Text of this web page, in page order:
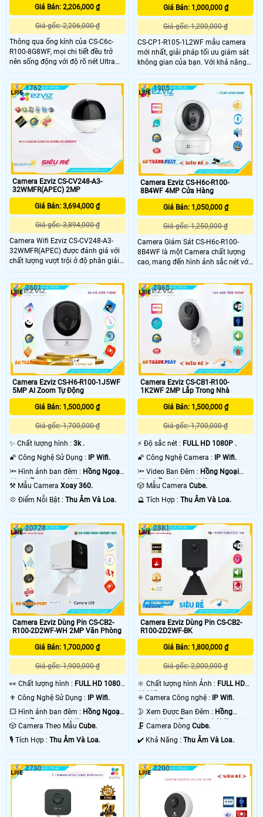
Giá Bán: 2,206,000 ₫
Giá gốc: 2,206,000 ₫
Thông qua ống kính của CS-C6c-
R100-8G8WF, mọi chi tiết đều trở
nên sống động với độ rõ nét Ultra
HD từ ngày đến đêm, trong khi
phạm vi bao phủ 360° của nó đảm
bảo không bỏ sót góc nào. Camera
là người giám hộ thông minh của
bạn, sẽ thông báo cho bạn những
hoạt động quan trọng và những
khoảnh khắc đáng nhớ.
Giá Bán: 1,000,000 ₫
Giá gốc: 1,200,000 ₫
CS-CP1-R105-1L2WF mẫu camera
mới nhất, giải pháp tối ưu giám sát
không gian của bạn. Với khả năng
xoay vòng, máy ảnh thông minh
này theo dõi hiệu quả mỗi không
gian của ngôi nhà dọc theo các
tuyến tuần tra độc đáo. Với một nút
vật lý sáng tạo, CS-CP1-R105-
1L2WF đảm bảo kết nối liên tục và
đáng tin cậy giữa bạn và gia đình
Camera Ezviz CS-CV248-A3-
32WMFR(APEC) 2MP
Giá Bán: 3,694,000 ₫
Giá gốc: 3,894,000 ₫
Camera Wifi Ezviz CS-CV248-A3-
32WMFR(APEC) được đánh giá với
chất lượng vượt trội ở độ phân giải
2.0 megapixel, mang đến hình ảnh
sắc nét và chân thực. Với khả năng
xem ban đêm cùng hồng ngoại
10m, thiết bị này giúp quan sát mọi
lúc, mọi nơi một cách dễ dàng
1762
Camera Ezviz CS-H6c-R100-
8B4WF 4MP Cửa Hàng
Giá Bán: 1,050,000 ₫
Giá gốc: 1,250,000 ₫
Camera Giám Sát CS-H6c-R100-
8B4WF là một Camera chất lượng
cao, mang đến hình ảnh sắc nét với
độ phân giải lên đến 4.0 MP. Với khả
năng xem ban đêm thông qua hồng
ngoại có tầm quan sát lên đến 10m,
bạn có thể đảm bảo an ninh mọi
lúc, mọi nơi
1905
Camera Ezviz CS-H6-R100-1J5WF
5MP AI Zoom Tự Động
Giá Bán: 1,500,000 ₫
Giá gốc: 1,700,000 ₫
✨ Chất lượng hình : 3k .
🌠 Công Nghệ Sử Dụng :
IP Wifi.
🔦 Hình ảnh ban đêm : Hồng Ngoại
10m Hồng Ngoại SMD.
⚒ Mẫu Camera Xoay 360.
️💠 Điểm Nỗi Bật : Thu Âm Và Loa.
2601
Camera Ezviz CS-CB1-R100-
1K2WF 2MP Lắp Trong Nhà
Giá Bán: 1,500,000 ₫
Giá gốc: 1,700,000 ₫
️⚡ Độ sắc nét : FULL HD 1080P .
🌠 Công Nghệ Camera :
IP Wifi.
🔦 Video Ban Đêm : Hồng Ngoại
10m Hồng Ngoại SMD.
🎲 Mẫu CameraCube.
️🔮 Tích Hợp :Thu Âm Và Loa.
2965
Camera Ezviz Dùng Pin CS-CB2-
R100-2D2WF-WH 2MP Văn Phòng
Giá Bán: 1,700,000 ₫
Giá gốc: 1,900,000 ₫
️👀 Chất lượng hình : FULL HD 1080P
⚜️ Công Nghệ Sử Dụng :
IP Wifi.
💥 Hình ảnh ban đêm : Hồng Ngoại
10m Hồng Ngoại SMD.
🎲 Camera Theo Mẫu Cube.
️🎙 Tích Hợp : Thu Âm Và Loa.
20778
Camera Ezviz Dùng Pin CS-CB2-
R100-2D2WF-BK
Giá Bán: 1,800,000 ₫
Giá gốc: 2,000,000 ₫
🔆 Chất lượng hình Ảnh : FULL HD
1080P .
✳️ Camera Công nghệ :
IP Wifi.
🌛 Xem Được Ban Đêm : Hồng
Ngoại 10m Hồng Ngoại SMD.
🗜️ Camera DòngCube.
️✔️ Khả Năng :Thu Âm Và Loa.
2881
2730 2200